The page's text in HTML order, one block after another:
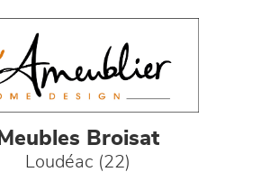
Meubles Broisat
Loudéac (22)